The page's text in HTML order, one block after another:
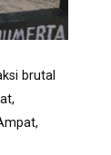
brutal